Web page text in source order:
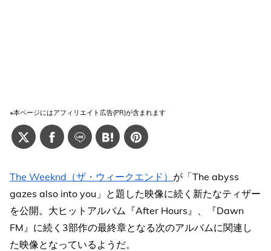
※本ページにはアフィリエイト広告(PR)が含まれます
The Weeknd（ザ・ウィークエンド） が「The abyss
gazes also into you」と題した映像に続く新たなティザー
を公開。大ヒットアルバム『After Hours』、『Dawn
FM』に続く3部作の最終章となる次のアルバムに関連し
た映像となっているようだ。